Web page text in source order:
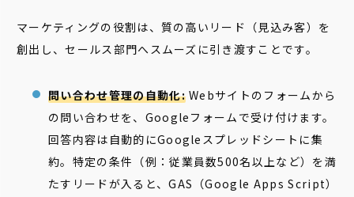
マーケティングの役割は、質の高いリード（見込み客）を
創出し、セールス部門へスムーズに引き渡すことです。
問い合わせ管理の自動化:Webサイトのフォームから
の問い合わせを、Googleフォームで受け付けます。
回答内容は自動的にGoogleスプレッドシートに集
約。特定の条件（例：従業員数500名以上など）を満
たすリードが入ると、GAS（Google Apps Script）